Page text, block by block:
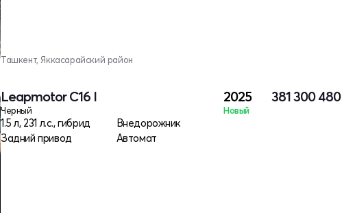
Ташкент, Яккасарайский район
Leapmotor C16 I
Черный
1.5 л, 231 л.с., гибрид
Внедорожник
Задний привод
Автомат
2025
Новый
381 300 480